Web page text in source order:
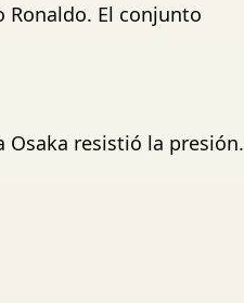
Ronaldo. El conjunto
resistió la presión.